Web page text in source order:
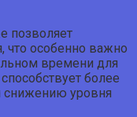
позволяет
что особенно важно
времени для
более
снижению уровня